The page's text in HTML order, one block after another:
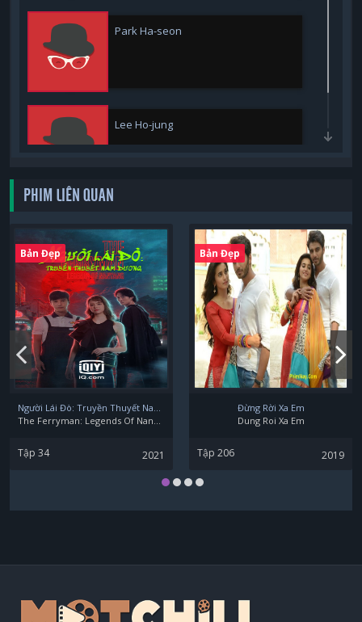
Park Ha-seon
Lee Ho-jung
PHIM LIÊN QUAN
Bản Đẹp
Tập 34 2021
Bản Đẹp
Đừng Rời Xa Em
Dung Roi Xa Em
Tập 206 2019